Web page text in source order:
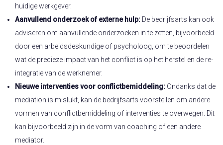
huidige werkgever.
Aanvullend onderzoek of externe hulp: De bedrijfsarts kan ook
adviseren om aanvullende onderzoeken in te zetten, bijvoorbeeld
door een arbeidsdeskundige of psycholoog, om te beoordelen
wat de precieze impact van het conflict is op het herstel en de re-
integratie van de werknemer.
Nieuwe interventies voor conflictbemiddeling: Ondanks dat de
mediation is mislukt, kan de bedrijfsarts voorstellen om andere
vormen van conflictbemiddeling of interventies te overwegen. Dit
kan bijvoorbeeld zijn in de vorm van coaching of een andere
mediator.